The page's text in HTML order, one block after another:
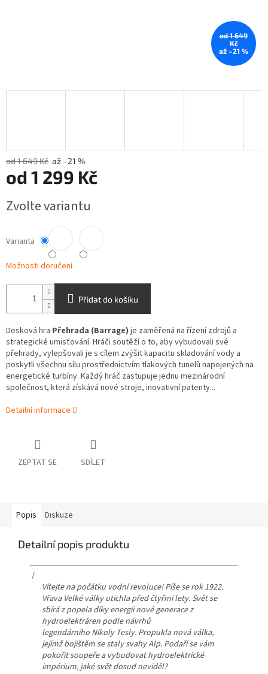
od 1 649
Kč
až –21 %
od 1 649 Kč až –21 %
od 1 299 Kč
cena:
Zvolte variantu
Varianta
Možnosti doručení
Přidat do košíku
Desková hra Přehrada (Barrage) je zaměřená na řízení zdrojů a
strategické umisťování. Hráči soutěží o to, aby vybudovali své
přehrady, vylepšovali je s cílem zvýšit kapacitu skladování vody a
poskytli všechnu sílu prostřednictvím tlakových tunelů napojených na
energetické turbíny. Každý hráč zastupuje jednu mezinárodní
společnost, která získává nové stroje, inovativní patenty...
Detailní informace
ZEPTAT SE SDÍLET
Popis Diskuze
Detailní popis produktu
/
Vítejte na počátku vodní revoluce! Píše se rok 1922.
Vřava Velké války utichla před čtyřmi lety. Svět se
sbírá z popela díky energii nové generace z
hydroelektráren podle návrhů
legendárního Nikoly Tesly. Propukla nová válka,
jejímž bojištěm se staly svahy Alp. Podaří se vám
pokořit soupeře a vybudovat hydroelektrické
impérium, jaké svět dosud neviděl?